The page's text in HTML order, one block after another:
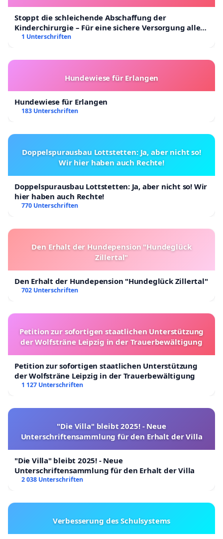
Stoppt die schleichende Abschaffung der
Kinderchirurgie – Für eine sichere Versorgung aller
Kinder in Deutschland
1 Unterschriften
Hundewiese für Erlangen
Hundewiese für Erlangen
183 Unterschriften
Doppelspurausbau Lottstetten: Ja, aber nicht so!
Wir hier haben auch Rechte!
Doppelspurausbau Lottstetten: Ja, aber nicht so! Wir
hier haben auch Rechte!
770 Unterschriften
Den Erhalt der Hundepension "Hundeglück
Zillertal"
Den Erhalt der Hundepension "Hundeglück Zillertal"
702 Unterschriften
Petition zur sofortigen staatlichen Unterstützung
der Wolfsträne Leipzig in der Trauerbewältigung
Petition zur sofortigen staatlichen Unterstützung
der Wolfsträne Leipzig in der Trauerbewältigung
1 127 Unterschriften
"Die Villa" bleibt 2025! - Neue
Unterschriftensammlung für den Erhalt der Villa
"Die Villa" bleibt 2025! - Neue
Unterschriftensammlung für den Erhalt der Villa
2 038 Unterschriften
Verbesserung des Schulsystems